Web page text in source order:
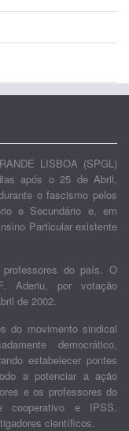
LISBOA (SPGL)
após o 25 de Abril,
o fascismo pelos
e Secundário e, em
Particular existente
do país. O
Aderiu, por votação
de 2002.
do movimento sindical
democrático,
estabelecer pontes
a potenciar a ação
e os professores do
cooperativo e IPSS.
científicos.